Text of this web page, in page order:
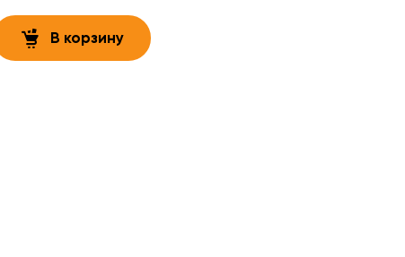
В корзину